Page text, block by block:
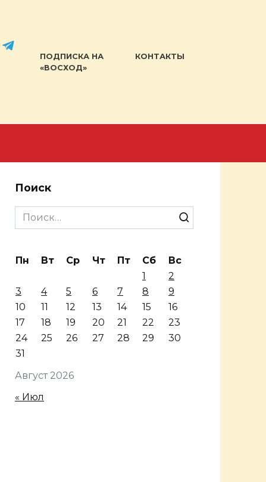
ПОДПИСКА НА
«ВОСХОД»
КОНТАКТЫ
Поиск
Search
for:
Август 2026
Пн Вт Ср Чт Пт Сб
Вс
1
2
3
4 5 6 7 8
9
10
11 12 13 14 15
16
17
18 19 20 21 22
23
24
25 26 27 28 29
30
31
« Июл